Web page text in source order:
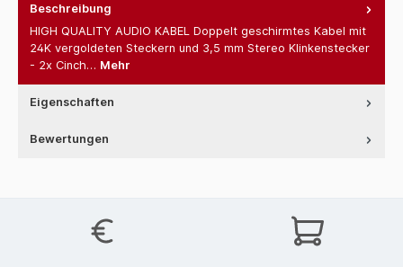
Beschreibung
HIGH QUALITY AUDIO KABEL Doppelt geschirmtes Kabel mit
24K vergoldeten Steckern und 3,5 mm Stereo Klinkenstecker
- 2x Cinch… Mehr
Eigenschaften
Bewertungen